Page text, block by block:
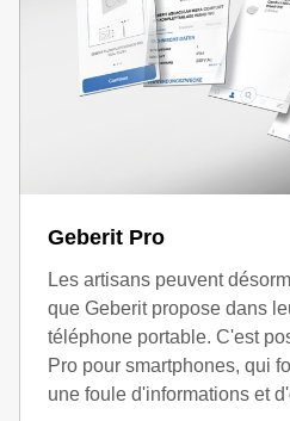
Geberit Pro
Les artisans peuvent
que Geberit propose dans
téléphone portable. C'est
Pro pour smartphones, qui
une foule d'informations et